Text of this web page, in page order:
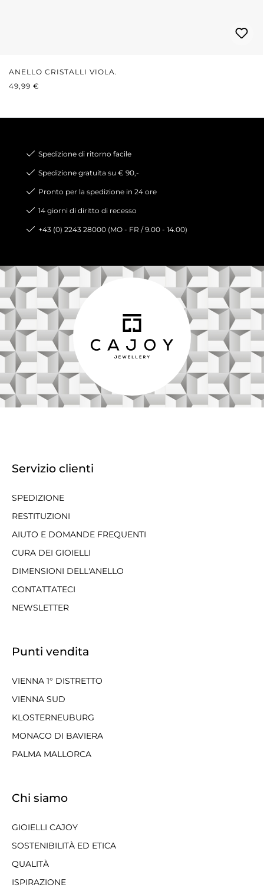
ANELLO CRISTALLI VIOLA.
PREZZO NORMALE:
49,99 €
Spedizione di ritorno facile
Spedizione gratuita su € 90,-
Pronto per la spedizione in 24 ore
14 giorni di diritto di recesso
+43 (0) 2243 28000 (MO - FR / 9.00 - 14.00)
Servizio clienti
SPEDIZIONE
RESTITUZIONI
AIUTO E DOMANDE FREQUENTI
CURA DEI GIOIELLI
DIMENSIONI DELL'ANELLO
CONTATTATECI
NEWSLETTER
Punti vendita
VIENNA 1° DISTRETTO
VIENNA SUD
KLOSTERNEUBURG
MONACO DI BAVIERA
PALMA MALLORCA
Chi siamo
GIOIELLI CAJOY
SOSTENIBILITÀ ED ETICA
QUALITÀ
ISPIRAZIONE